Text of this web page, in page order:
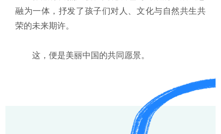
融为一体，抒发了孩子们对人、文化与自然共生共
荣的未来期许。
这，便是美丽中国的共同愿景。